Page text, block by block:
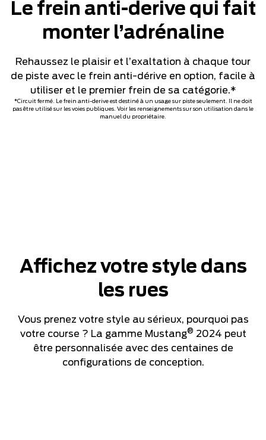
Le frein anti-derive qui fait
monter l’adrénaline
Rehaussez le plaisir et l’exaltation à chaque tour
de piste avec le frein anti-dérive en option, facile à
utiliser et le premier frein de sa catégorie.*
*Circuit fermé. Le frein anti-derive est destiné à un usage sur piste seulement. Il ne doit
pas être utilisé sur les voies publiques. Voir les renseignements sur son utilisation dans le
manuel du propriétaire.
Affichez votre style dans
les rues
Vous prenez votre style au sérieux, pourquoi pas
votre course ? La gamme Mustang® 2024 peut
être personnalisée avec des centaines de
configurations de conception.